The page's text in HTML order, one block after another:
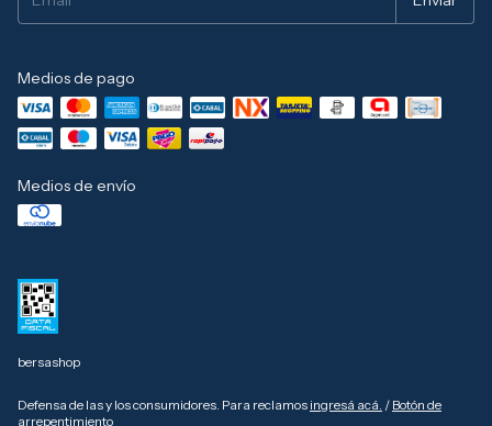
Medios de pago
Medios de envío
bersashop
Defensa de las y los consumidores. Para reclamos ingresá acá. / Botón de
arrepentimiento